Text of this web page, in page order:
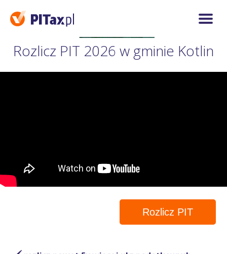
Rozlicz PIT 2026 w gminie Kotlin
Rozlicz PIT